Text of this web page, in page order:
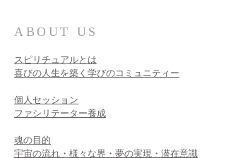
ABOUT US
スピリチュアルとは
喜びの人生を築く学びのコミュニティー
個人セッション​
ファシリテーター養成
魂の目的
宇宙の流れ・様々な界・夢の実現・潜在意識